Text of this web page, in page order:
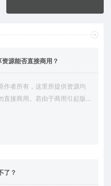
源能否直接商用？
作者所有，这里所提供资源均
直接商用。若由于商用引起版
了？